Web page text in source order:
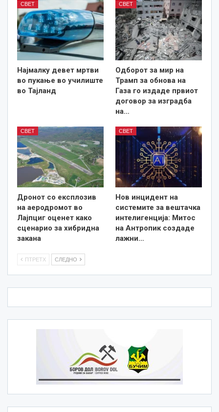
СВЕТ
Најмалку девет мртви
во пукање во училиште
во Тајланд
СВЕТ
Одборот за мир на
Трамп за обнова на
Газа го издаде првиот
договор за изградба
на…
СВЕТ
Дронот со експлозив
на аеродромот во
Лајпциг оценет како
сценарио за хибридна
закана
СВЕТ
Нов инцидент на
системите за вештачка
интелигенција: Митос
на Антропик создаде
лажни…
ПТРЕТХ СЛЕДНО